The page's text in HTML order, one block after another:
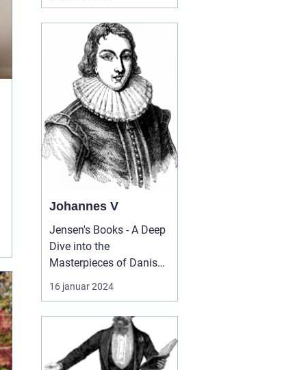
Johannes V
Jensen's Books - A Deep
Dive into the
Masterpieces of Danish
Literature Introduction:
In the realm of Danish
stand as tall as . Jensen.
Known for his
captivating storytelling
16 januar 2024